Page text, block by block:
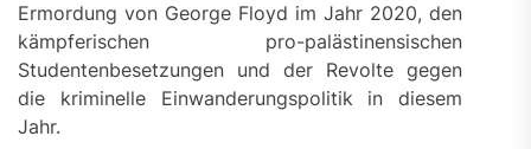
Ermordung von George Floyd im Jahr 2020, den
kämpferischen pro-palästinensischen
Studentenbesetzungen und der Revolte gegen
die kriminelle Einwanderungspolitik in diesem
Jahr.